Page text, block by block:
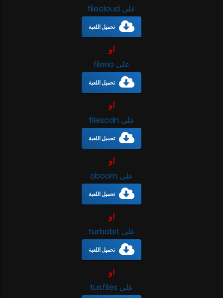
على filecloud
تحميل اللعبة
او
على filerio
تحميل اللعبة
او
على filescdn
تحميل اللعبة
او
على oboom
تحميل اللعبة
او
على turbobit
تحميل اللعبة
او
على tusfiles